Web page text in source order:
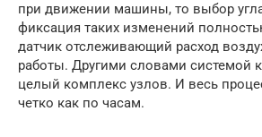
при движении машины, то выбор
фиксация таких изменений
датчик отслеживающий расход
работы. Другими словами системой
целый комплекс узлов. И весь
четко как по часам.